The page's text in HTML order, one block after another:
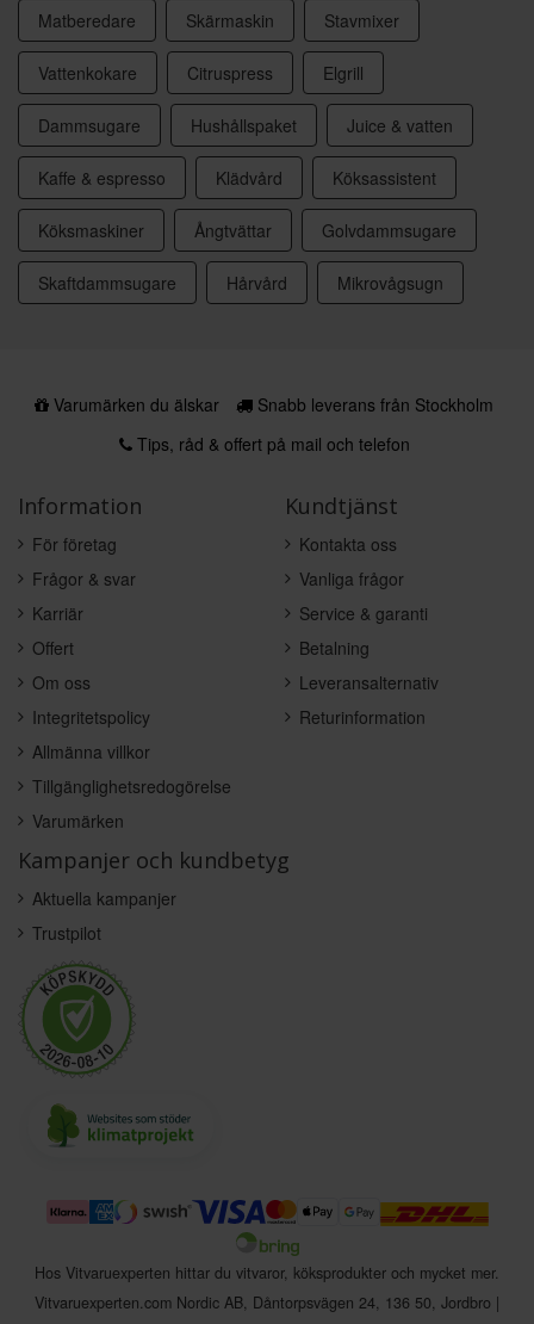
Matberedare Skärmaskin Stavmixer
Vattenkokare Citruspress Elgrill
Dammsugare Hushållspaket Juice & vatten
Kaffe & espresso Klädvård Köksassistent
Köksmaskiner Ångtvättar Golvdammsugare
Skaftdammsugare Hårvård Mikrovågsugn
Varumärken du älskar
Snabb leverans från Stockholm
Tips, råd & offert på mail och telefon
Information
För företag
Frågor & svar
Karriär
Offert
Om oss
Integritetspolicy
Allmänna villkor
Tillgänglighetsredogörelse
Varumärken
Kundtjänst
Kontakta oss
Vanliga frågor
Service & garanti
Betalning
Leveransalternativ
Returinformation
Kampanjer och kundbetyg
Aktuella kampanjer
Trustpilot
Hos Vitvaruexperten hittar du vitvaror, köksprodukter och mycket mer.
Vitvaruexperten.com Nordic AB, Dåntorpsvägen 24, 136 50, Jordbro |